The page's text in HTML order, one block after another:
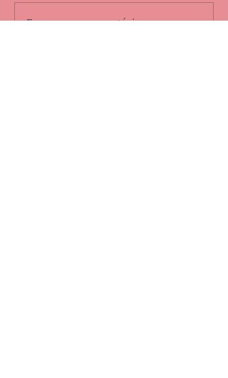
Escreva um comentário